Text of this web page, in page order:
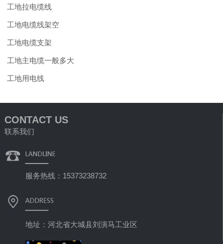
工地拉电缆线
工地电缆线架空
工地电缆支架
工地主电缆一般多大
工地用电线
CONTACT US
联系我们
服务热线：15373238732
地址：河北省大城县刘演马工业区